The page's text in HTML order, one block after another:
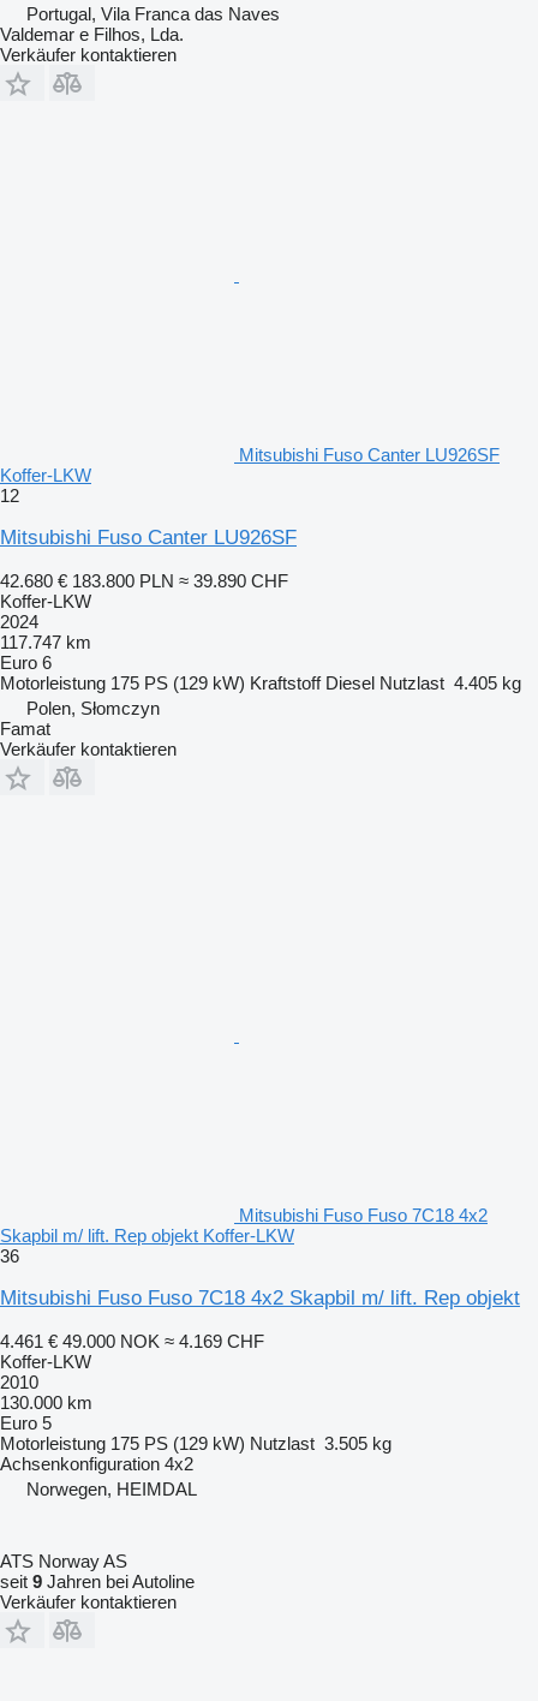
Portugal, Vila Franca das Naves
Valdemar e Filhos, Lda.
Verkäufer kontaktieren
Mitsubishi Fuso Canter LU926SF
Koffer-LKW
12
Mitsubishi Fuso Canter LU926SF
42.680 € 183.800 PLN ≈ 39.890 CHF
Koffer-LKW
2024
117.747 km
Euro 6
Motorleistung 175 PS (129 kW) Kraftstoff Diesel Nutzlast 4.405 kg
Polen, Słomczyn
Famat
Verkäufer kontaktieren
Mitsubishi Fuso Fuso 7C18 4x2
Skapbil m/ lift. Rep objekt Koffer-LKW
36
Mitsubishi Fuso Fuso 7C18 4x2 Skapbil m/ lift. Rep objekt
4.461 € 49.000 NOK ≈ 4.169 CHF
Koffer-LKW
2010
130.000 km
Euro 5
Motorleistung 175 PS (129 kW) Nutzlast 3.505 kg
Achsenkonfiguration 4x2
Norwegen, HEIMDAL
ATS Norway AS
seit 9 Jahren bei Autoline
Verkäufer kontaktieren